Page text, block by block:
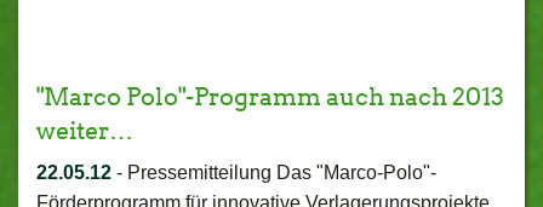
"Marco Polo"-Programm auch nach 2013
weiter…
22.05.12 - Pressemitteilung Das "Marco-Polo"-
Förderprogramm für innovative Verlagerungsprojekte